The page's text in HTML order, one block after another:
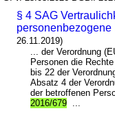
§ 4 SAG
26.11.2019)
... der Verordnung
Personen die
bis 22 der
Absatz 4 der
der betroffenen
2016/679